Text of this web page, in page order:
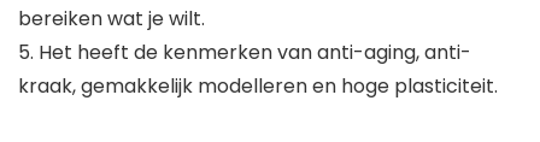
bereiken wat je wilt.
5. Het heeft de kenmerken van anti-aging, anti-
kraak, gemakkelijk modelleren en hoge plasticiteit.